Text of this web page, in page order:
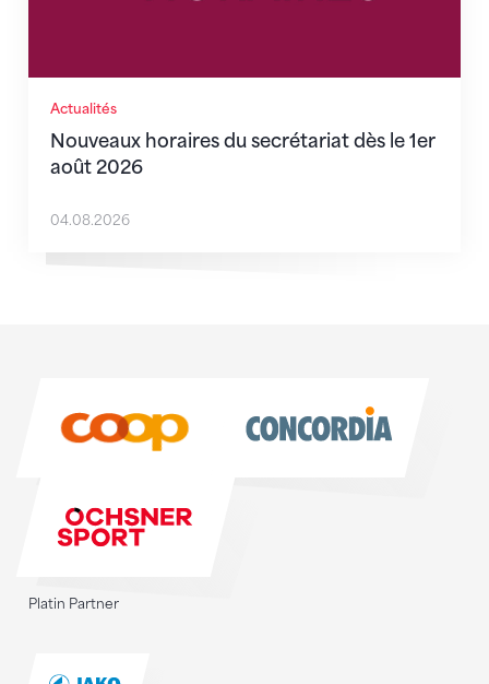
Actualités
Nouveaux horaires du secrétariat dès le 1er
août 2026
04.08.2026
Platin Partner